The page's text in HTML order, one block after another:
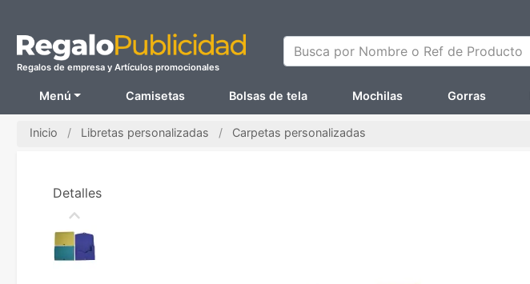
Regalos de empresa y Artículos promocionales
Busca por Nombre o Ref de Producto
Menú Camisetas Bolsas de tela Mochilas Gorras
Inicio Libretas personalizadas Carpetas personalizadas
Detalles